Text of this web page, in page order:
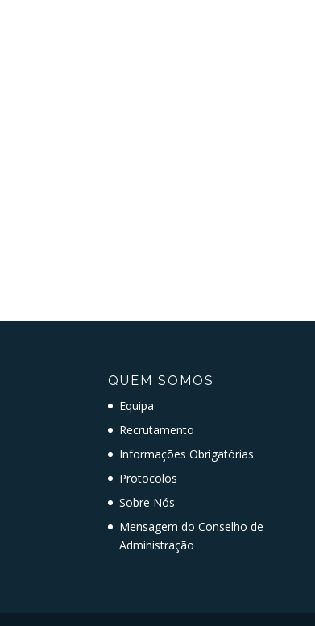
QUEM SOMOS
Equipa
Recrutamento
Informações Obrigatórias
Protocolos
Sobre Nós
Mensagem do Conselho de
Administração